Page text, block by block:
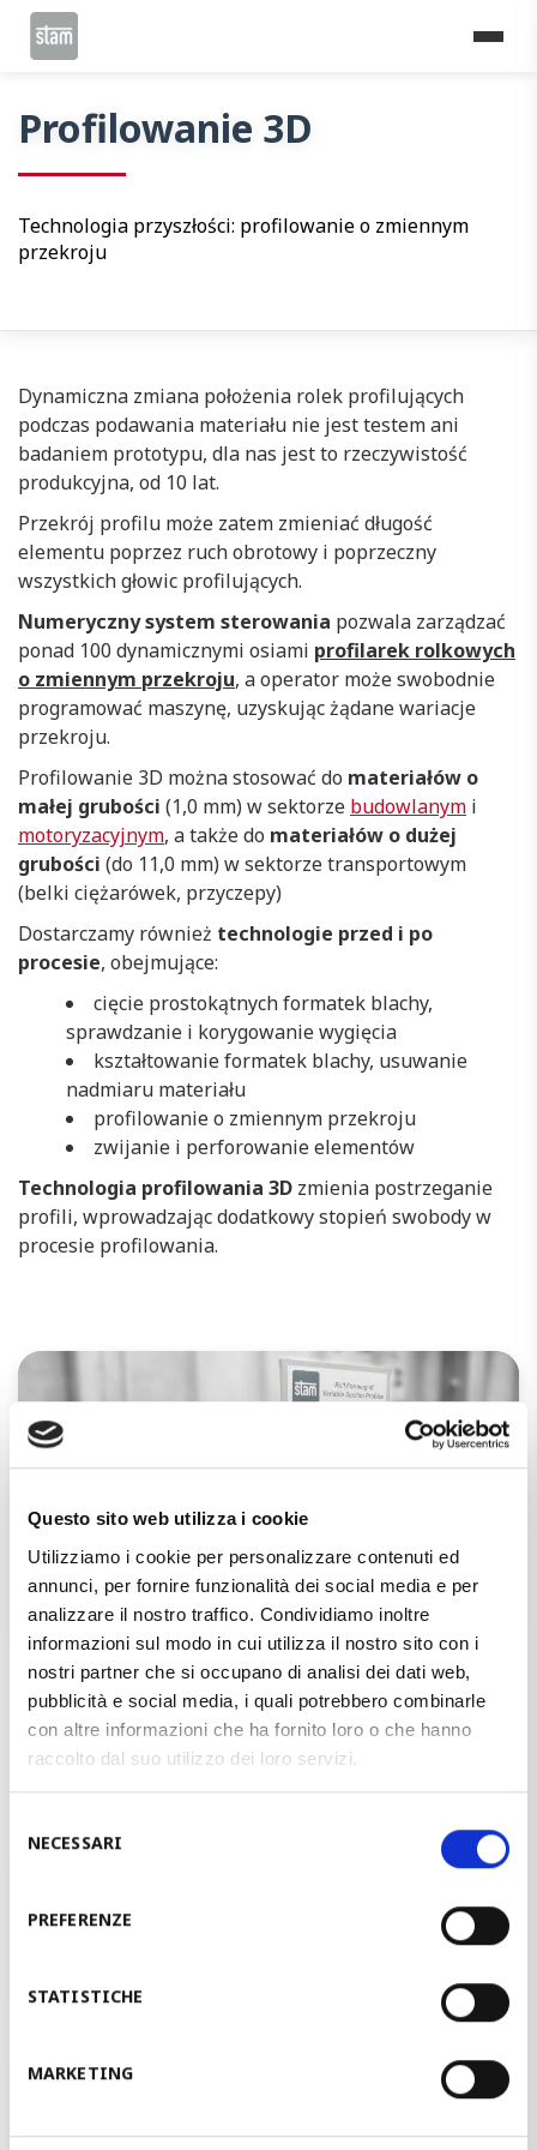
Questo sito web utilizza i cookie
Utilizziamo i cookie per personalizzare contenuti ed
annunci, per fornire funzionalità dei social media e per
analizzare il nostro traffico. Condividiamo inoltre
informazioni sul modo in cui utilizza il nostro sito con i
nostri partner che si occupano di analisi dei dati web,
pubblicità e social media, i quali potrebbero combinarle
con altre informazioni che ha fornito loro o che hanno
raccolto dal suo utilizzo dei loro servizi.
delNECESSARI
PREFERENZE
STATISTICHE
MARKETING
Home Profilowanie 3D
Profilowanie 3D
Technologia przyszłości: profilowanie o zmiennym
przekroju
Dynamiczna zmiana położenia rolek profilujących
podczas podawania materiału nie jest testem ani
badaniem prototypu, dla nas jest to rzeczywistość
produkcyjna, od 10 lat.
Przekrój profilu może zatem zmieniać długość
elementu poprzez ruch obrotowy i poprzeczny
wszystkich głowic profilujących.
Numeryczny system sterowania pozwala zarządzać
ponad 100 dynamicznymi osiami profilarek rolkowych
o zmiennym przekroju, a operator może swobodnie
programować maszynę, uzyskując żądane wariacje
przekroju.
Profilowanie 3D można stosować do materiałów o
małej grubości (1,0 mm) w sektorze budowlanym i
motoryzacyjnym, a także do materiałów o dużej
grubości (do 11,0 mm) w sektorze transportowym
(belki ciężarówek, przyczepy)
Dostarczamy również technologie przed i po
procesie, obejmujące:
cięcie prostokątnych formatek blachy,
sprawdzanie i korygowanie wygięcia
kształtowanie formatek blachy, usuwanie
nadmiaru materiału
profilowanie o zmiennym przekroju
zwijanie i perforowanie elementów
Technologia profilowania 3D zmienia postrzeganie
profili, wprowadzając dodatkowy stopień swobody w
procesie profilowania.
WEJDŹ DO GALERII